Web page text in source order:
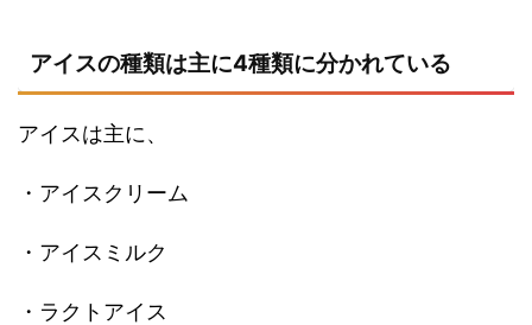
アイスの種類は主に4種類に分かれている
アイスは主に、
・アイスクリーム
・アイスミルク
・ラクトアイス